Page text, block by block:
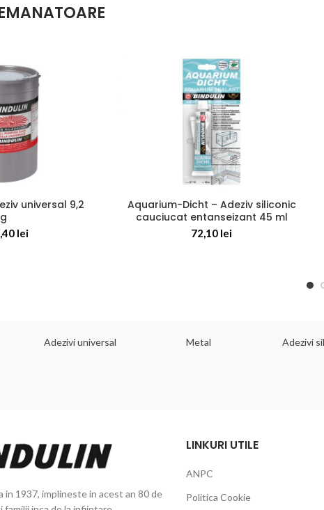
universal 9,2
lei
Aquarium-Dicht – Adeziv siliconic
cauciucat entanseizant 45 ml
72,10 lei
Adezivi universal Metal Adezivi
in 1937, implineste in acest an 80 de
LINKURI UTILE
ANPC
Politica Cookie